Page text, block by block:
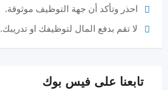
احذر وتأكد أن جهة التوظيف موثوقة.
لا تقم بدفع المال لتوظيفك او تدريبك.
تابعنا على فيس بوك